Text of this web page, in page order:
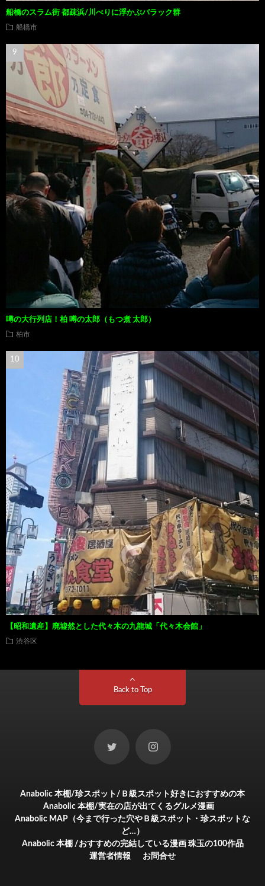
船橋のスラム街 都疎浜/川べりに浮かぶバラック群
船橋市
噂の大行列店！柏 噂の太郎（もつ煮 太郎）
柏市
【昭和遺産】廃墟然とした代々木の九龍城「代々木会館」
渋谷区
Back to Top
Anabolic 本棚/珍スポット/Ｂ級スポット好きにおすすめの本
Anabolic 本棚/実在の店が出てくるグルメ漫画
Anabolic MAP（今まで行った穴やＢ級スポット・珍スポットな
ど…）
Anabolic 本棚 /おすすめの完結している漫画 珠玉の100作品
運営者情報
お問合せ